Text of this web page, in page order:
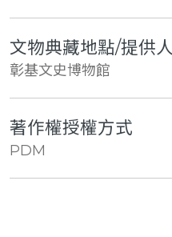
文物典藏地點/提供人
彰基文史博物館
著作權授權方式
PDM